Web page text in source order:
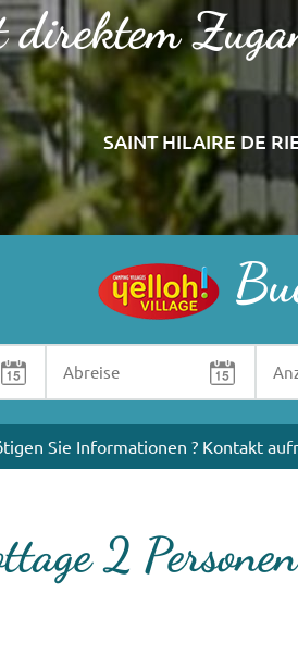
direktem
SAINT HILAIRE DE
Sie Informationen ? Kontakt
2